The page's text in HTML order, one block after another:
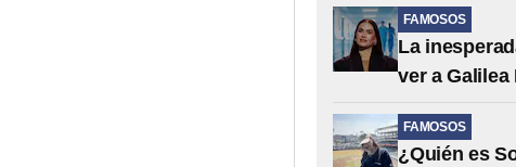
FAMOSOS
La
ver a
FAMOSOS
¿Quién es